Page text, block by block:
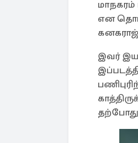
மாநகரம்
என
இவர்
தற்போது